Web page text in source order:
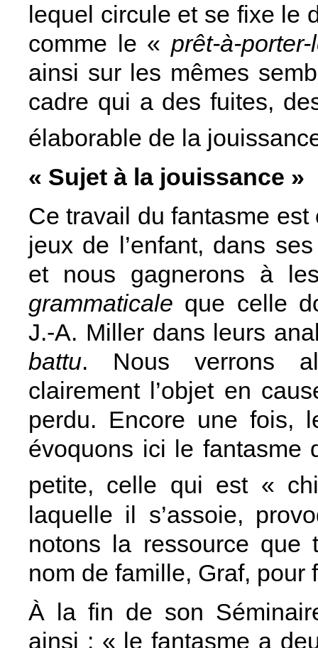
lequel circule et se fixe le
comme le «prêt-à-
ainsi sur les mêmes
cadre qui a des fuites,
élaborable de la
« Sujet à la jouissance »
Ce travail du fantasme
jeux de l’enfant, dans
et nous gagnerons à
grammaticale que celle
J.‑A. Miller dans leurs
battu. Nous verrons
clairement l’objet en
perdu. Encore une fois,
évoquons ici le fantasme
petite, celle qui est «
laquelle il s’assoie,
notons la ressource que
nom de famille, Graf, pour
À la fin de son
ainsi : « le fantasme a